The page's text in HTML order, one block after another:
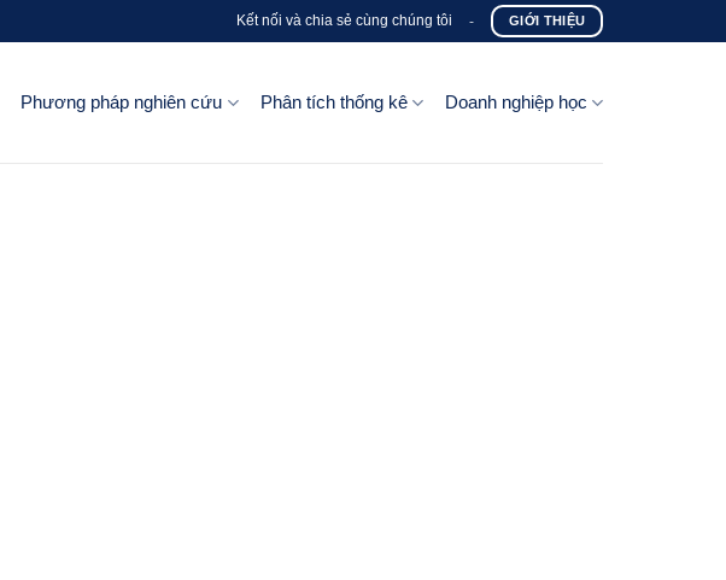
Kết nối và chia sẻ cùng chúng tôi - GIỚI THIỆU
Phương pháp nghiên cứu Phân tích thống kê Doanh nghiệp học